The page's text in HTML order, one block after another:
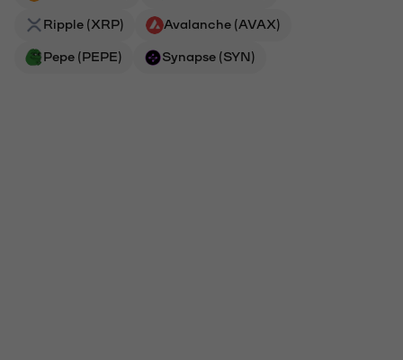
Ripple (XRP) Avalanche (AVAX)
Pepe (PEPE) Synapse (SYN)